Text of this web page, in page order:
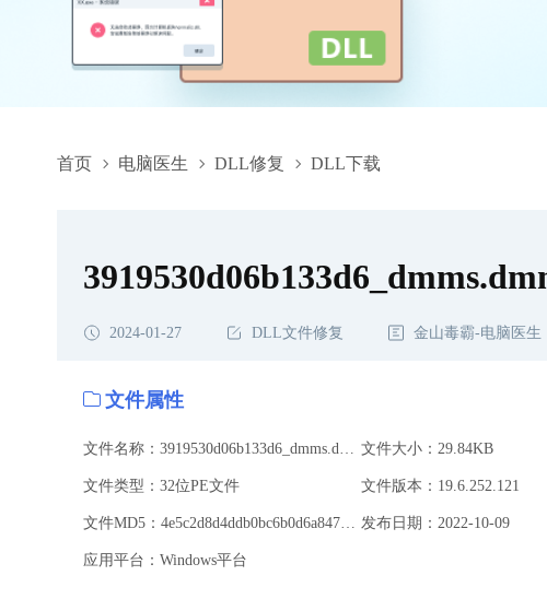
首页 电脑医生 DLL修复 DLL下载
2024-01-27 DLL文件修复 金山毒霸-电脑医生
文件属性
文件大小：29.84KB
文件类型：32位PE文件 文件版本：19.6.252.121
发布日期：2022-10-09
应用平台：Windows平台